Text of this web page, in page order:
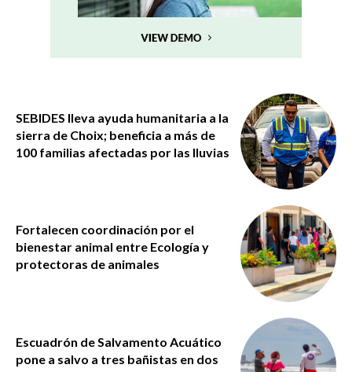
SEBIDES lleva ayuda humanitaria a la
sierra de Choix; beneficia a más de
100 familias afectadas por las lluvias
Fortalecen coordinación por el
bienestar animal entre Ecología y
protectoras de animales
Escuadrón de Salvamento Acuático
pone a salvo a tres bañistas en dos